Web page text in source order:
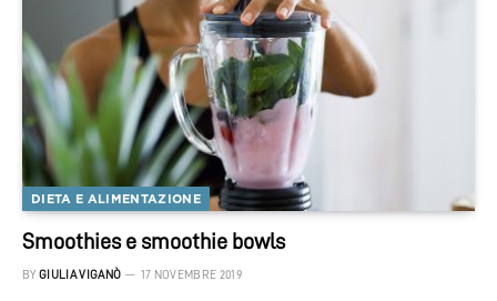
DIETA E ALIMENTAZIONE
Smoothies e smoothie bowls
BY GIULIA VIGANÒ 17 NOVEMBRE 2019